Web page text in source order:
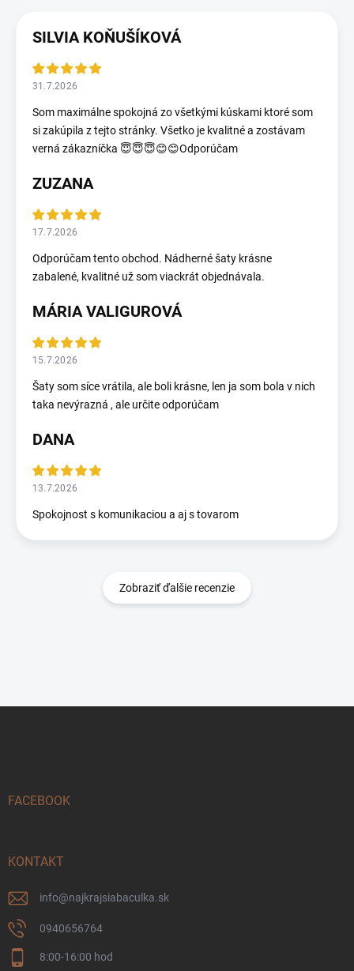
SILVIA KOŇUŠÍKOVÁ
31.7.2026
Som maximálne spokojná zo všetkými kúskami ktoré som
si zakúpila z tejto stránky. Všetko je kvalitné a zostávam
verná zákazníčka 😇😇😇😊😊Odporúčam
ZUZANA
17.7.2026
Odporúčam tento obchod. Nádherné šaty krásne
zabalené, kvalitné už som viackrát objednávala.
MÁRIA VALIGUROVÁ
15.7.2026
Šaty som síce vrátila, ale boli krásne, len ja som bola v nich
taka nevýrazná , ale určite odporúčam
DANA
13.7.2026
Spokojnost s komunikaciou a aj s tovarom
Zobraziť ďalšie recenzie
FACEBOOK
KONTAKT
info@najkrajsiabaculka.sk
0940656764
8:00-16:00 hod